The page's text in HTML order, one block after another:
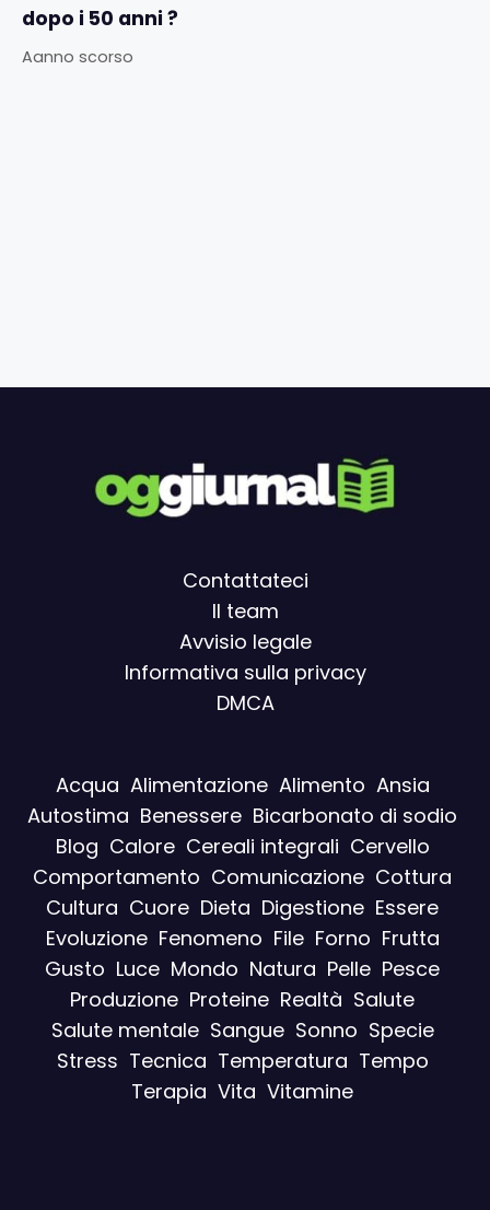
dopo i 50 anni ?
Aanno scorso
Contattateci
Il team
Avvisio legale
Informativa sulla privacy
DMCA
Acqua Alimentazione Alimento Ansia
Autostima Benessere Bicarbonato di sodio
Blog Calore Cereali integrali Cervello
Comportamento Comunicazione Cottura
Cultura Cuore Dieta Digestione Essere
Evoluzione Fenomeno File Forno Frutta
Gusto Luce Mondo Natura Pelle Pesce
Produzione Proteine Realtà Salute
Salute mentale Sangue Sonno Specie
Stress Tecnica Temperatura Tempo
Terapia Vita Vitamine